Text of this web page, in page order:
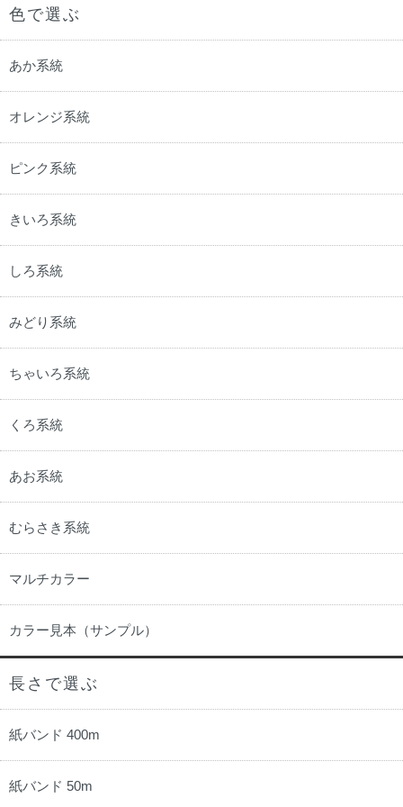
色で選ぶ
あか系統
オレンジ系統
ピンク系統
きいろ系統
しろ系統
みどり系統
ちゃいろ系統
くろ系統
あお系統
むらさき系統
マルチカラー
カラー見本（サンプル）
長さで選ぶ
紙バンド 400m
紙バンド 50m